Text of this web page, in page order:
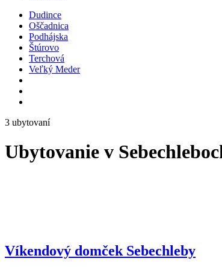
Dudince
Oščadnica
Podhájska
Štúrovo
Terchová
Veľký Meder
3 ubytovaní
Ubytovanie v
Víkendový domček Sebechleby